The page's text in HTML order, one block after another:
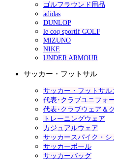
ゴルフラウンド用品
adidas
DUNLOP
le coq sportif GOLF
MIZUNO
NIKE
UNDER ARMOUR
サッカー・フットサル
サッカー・フットサル
代表･クラブユニフォ
代表･クラブウェア＆
トレーニングウェア
カジュアルウェア
サッカースパイク・シ
サッカーボール
サッカーバッグ